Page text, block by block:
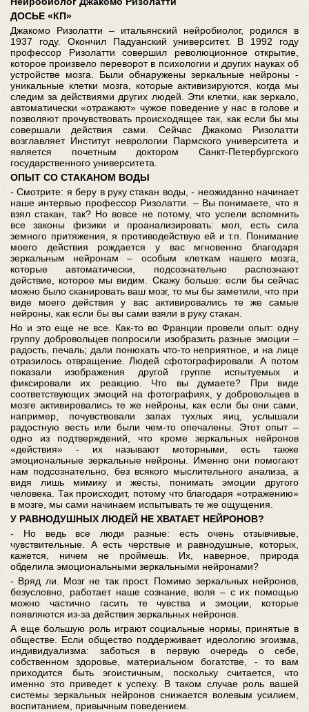
ДОСЬЕ «КП»
Джакомо Ризолатти – итальянский нейробиолог, родился в
1937 году. Окончил Падуанский университет. В 1992 году
профессор Ризолатти совершил революционное открытие,
которое произвело переворот в психологии и других науках об
устройстве мозга. Были обнаружены зеркальные нейроны -
уникальные клетки мозга, которые активизируются, когда мы
следим за действиями других людей. Эти клетки, как зеркало,
автоматически «отражают» чужое поведение у нас в голове и
позволяют прочувствовать происходящее так, как если бы мы
совершали действия сами. Сейчас Джакомо Ризолатти
возглавляет Институт неврологии Пармского университета и
является почетным доктором Санкт-Петербургского
государственного университета.
ОПЫТ СО СТАКАНОМ ВОДЫ
- Смотрите: я беру в руку стакан воды, - неожиданно начинает
наше интервью профессор Ризолатти. – Вы понимаете, что я
взял стакан, так? Но вовсе не потому, что успели вспомнить
все законы физики и проанализировать: мол, есть сила
земного притяжения, я противодействую ей и т.п. Понимание
моего действия рождается у вас мгновенно благодаря
зеркальным нейронам – особым клеткам нашего мозга,
которые автоматически, подсознательно распознают
действие, которое мы видим. Скажу больше: если бы сейчас
можно было сканировать ваш мозг, то мы бы заметили, что при
виде моего действия у вас активировались те же самые
нейроны, как если бы вы сами взяли в руку стакан.
Но и это еще не все. Как-то во Франции провели опыт: одну
группу добровольцев попросили изобразить разные эмоции –
радость, печаль; дали понюхать что-то неприятное, и на лице
отразилось отвращение. Людей сфотографировали. А потом
показали изображения другой группе испытуемых и
фиксировали их реакцию. Что вы думаете? При виде
соответствующих эмоций на фотографиях, у добровольцев в
мозге активировались те же нейроны, как если бы они сами,
например, почувствовали запах тухлых яиц, услышали
радостную весть или были чем-то опечалены. Этот опыт –
одно из подтверждений, что кроме зеркальных нейронов
«действия» - их называют моторными, есть также
эмоциональные зеркальные нейроны. Именно они помогают
нам подсознательно, без всякого мыслительного анализа, а
видя лишь мимику и жесты, понимать эмоции другого
человека. Так происходит, потому что благодаря «отражению»
в мозге, мы сами начинаем испытывать те же ощущения.
У РАВНОДУШНЫХ ЛЮДЕЙ НЕ ХВАТАЕТ НЕЙРОНОВ?
- Но ведь все люди разные: есть очень отзывчивые,
чувствительные. А есть черствые и равнодушные, которых,
кажется, ничем не проймешь. Их, наверное, природа
обделила эмоциональными зеркальными нейронами?
- Вряд ли. Мозг не так прост. Помимо зеркальных нейронов,
безусловно, работает наше сознание, воля – с их помощью
можно частично гасить те чувства и эмоции, которые
появляются из-за действия зеркальных нейронов.
А еще большую роль играют социальные нормы, принятые в
обществе. Если общество поддерживает идеологию эгоизма,
индивидуализма: заботься в первую очередь о себе,
собственном здоровье, материальном богатстве, - то вам
приходится быть эгоистичным, поскольку считается, что
именно это приведет к успеху. В таком случае роль вашей
системы зеркальных нейронов снижается волевым усилием,
воспитанием, привычным поведением.